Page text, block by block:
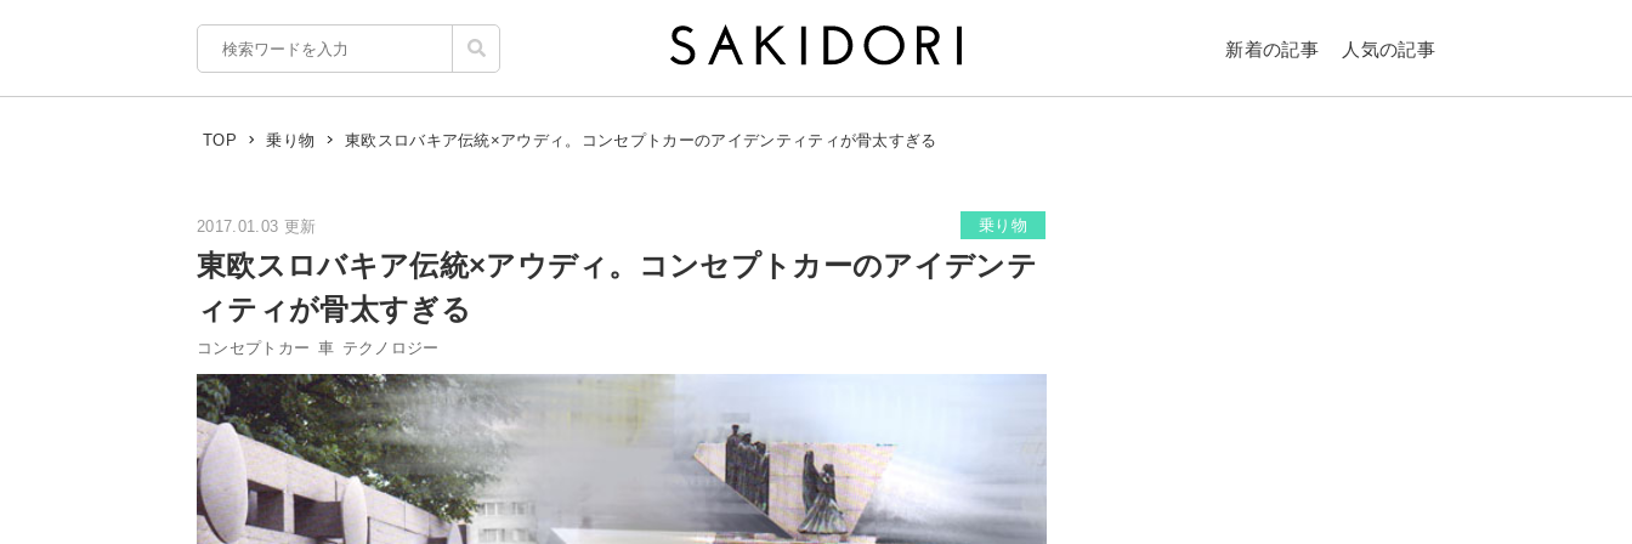
新着の記事 人気の記事
TOP 乗り物 東欧スロバキア伝統×アウディ。コンセプトカーのアイデンティティが骨太すぎる
2017.01.03 更新 乗り物
東欧スロバキア伝統×アウディ。コンセプトカーのアイデンテ
ィティが骨太すぎる
コンセプトカー 車 テクノロジー